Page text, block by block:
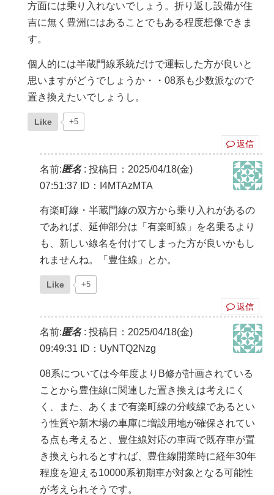
方面には乗り入れないでしょう。折り返し設備が住
吉に無く豊洲にはあることでもある程度想像できま
す。
個人的には半蔵門線系統だけで運転した方が良いと
思いますがどうでしょうか・・08系も少数派なので
置き換えたいでしょうし。
Like +5
返信
名前:匿名: 投稿日：2025/04/18(金)
07:51:37
ID：I4MTAzMTA
有楽町線・半蔵門線の双方から乗り入れがあるの
であれば、延伸部分は「有楽町線」を名乗るより
も、新しい線名を付けてしまった方が良いかもし
れませんね。「豊住線」とか。
Like +5
返信
名前:匿名: 投稿日：2025/04/18(金)
09:49:31
ID：UyNTQ2Nzg
08系については今年度よりB修が計画されている
ことから豊住線に関連した置き換えは考えにく
く、また、あくまで有楽町線の分岐線であるとい
う性質や新木場の車庫に増設用地が確保されてい
る点も考えると、豊住線対応の車両で既存車が置
き換えられるとすれば、豊住線開業時に経年30年
程度を迎える10000系初期車が対象となる可能性
が考えられそうです。